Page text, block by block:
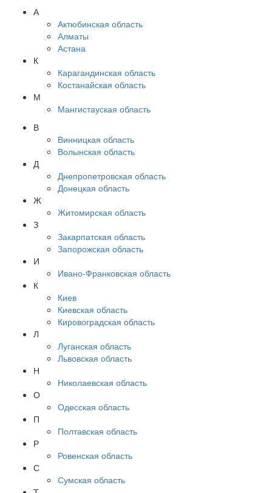
А
Актюбинская область
Алматы
Астана
К
Карагандинская область
Костанайская область
М
Мангистауская область
В
Винницкая область
Волынская область
Д
Днепропетровская область
Донецкая область
Ж
Житомирская область
З
Закарпатская область
Запорожская область
И
Ивано-Франковская область
К
Киев
Киевская область
Кировоградская область
Л
Луганская область
Львовская область
Н
Николаевская область
О
Одесская область
П
Полтавская область
Р
Ровенская область
С
Сумская область